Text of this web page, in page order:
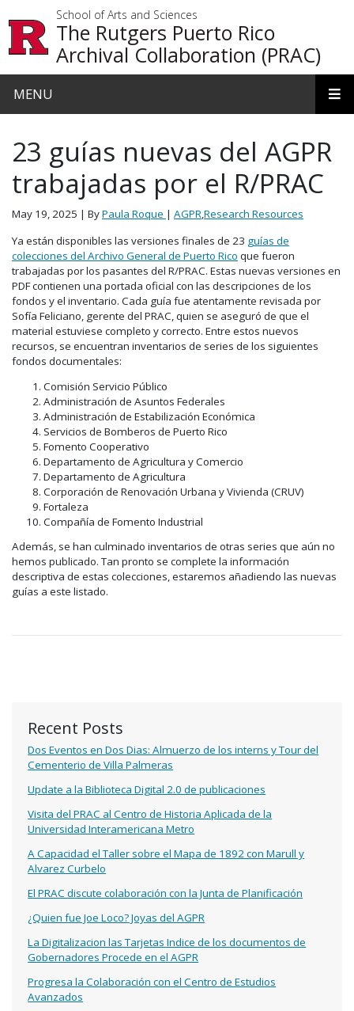
School of Arts and Sciences
The Rutgers Puerto Rico
Archival Collaboration (PRAC)
MENU
Recent Posts
Dos Eventos en Dos Dias: Almuerzo de los interns y Tour del
Cementerio de Villa Palmeras
Update a la Biblioteca Digital 2.0 de publicaciones
Visita del PRAC al Centro de Historia Aplicada de la
Universidad Interamericana Metro
A Capacidad el Taller sobre el Mapa de 1892 con Marull y
Alvarez Curbelo
El PRAC discute colaboración con la Junta de Planificación
¿Quien fue Joe Loco? Joyas del AGPR
La Digitalizacion las Tarjetas Indice de los documentos de
Gobernadores Procede en el AGPR
Progresa la Colaboración con el Centro de Estudios
Avanzados
23 guías nuevas del AGPR
trabajadas por el R/PRAC
May 19, 2025 | ByPaula Roque | AGPR,Research Resources
Ya están disponibles las versiones finales de 23 guías de
colecciones del Archivo General de Puerto Rico que fueron
trabajadas por los pasantes del R/PRAC. Estas nuevas versiones en
PDF contienen una portada oficial con las descripciones de los
fondos y el inventario. Cada guía fue atentamente revisada por
Sofía Feliciano, gerente del PRAC, quien se aseguró de que el
material estuviese completo y correcto. Entre estos nuevos
recursos, se encuentran inventarios de series de los siguientes
fondos documentales:
Comisión Servicio Público
Administración de Asuntos Federales
Administración de Estabilización Económica
Servicios de Bomberos de Puerto Rico
Fomento Cooperativo
Departamento de Agricultura y Comercio
Departamento de Agricultura
Corporación de Renovación Urbana y Vivienda (CRUV)
Fortaleza
Compañía de Fomento Industrial
Además, se han culminado inventarios de otras series que aún no
hemos publicado. Tan pronto se complete la información
descriptiva de estas colecciones, estaremos añadiendo las nuevas
guías a este listado.